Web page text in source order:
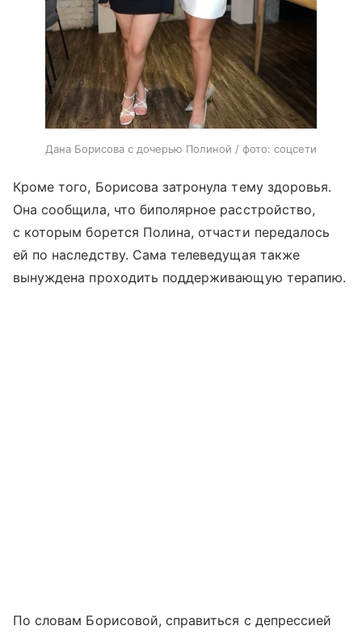
Дана Борисова с дочерью Полиной / фото: соцсети
Кроме того, Борисова затронула тему здоровья.
Она сообщила, что биполярное расстройство,
с которым борется Полина, отчасти передалось
ей по наследству. Сама телеведущая также
вынуждена проходить поддерживающую терапию.
По словам Борисовой, справиться с депрессией